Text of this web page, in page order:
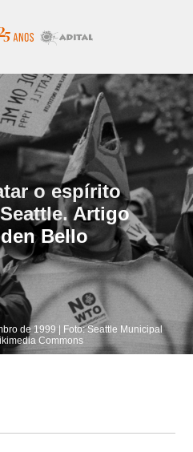
o espírito
Artigo
Bello
de 1999 | Foto: Seattle Municipal
Commons